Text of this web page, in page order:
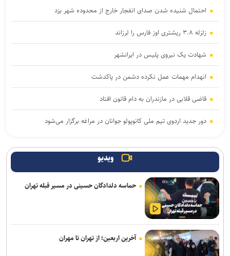
احتمال شنیده شدن صدای انفجار خارج از محدوده شهر یزد
زلزله ۳.۸ ریشتری اوز فارس را لرزاند
شهادت یک نیروی پلیس در ایرانشهر
انهدام مهمات عمل نکرده دشمن در پاکدشت
قاضی قلابی در مازندران به دام قانون افتاد
دور جدید اردوی تیم ملی کانوپولو جوانان در مراغه برگزار می‌شود
مرکزی و خوزستان
دبیر ستاد مرکزی اربعین: مرز خسروی از بهترین مرزهای کشور با
زیرساخت‌های مناسب است
ویدیو
حماسه دلدادگان حسینی در مسیر قبله تهران
آخرین اربعین؛ از تهران تا مهران